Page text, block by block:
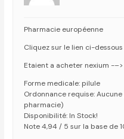
Pharmacie européenne
Cliquez sur le lien ci-
Etaient a acheter nexium -
Forme medicale: pilule
Ordonnance requise:
pharmacie)
Disponibilité: In Stock!
Note 4,94 / 5 sur la base de